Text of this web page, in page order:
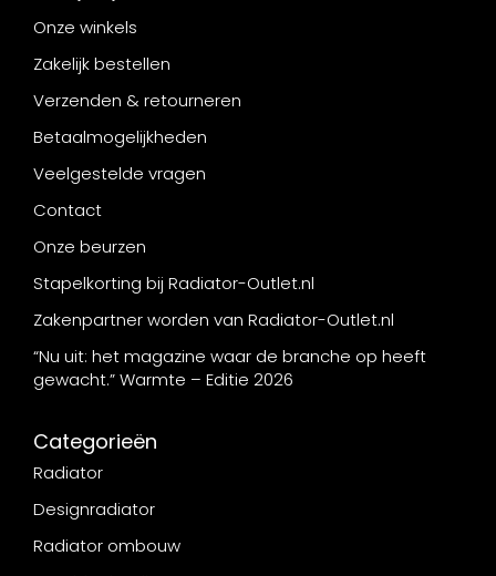
Onze winkels
Zakelijk bestellen
Verzenden & retourneren
Betaalmogelijkheden
Veelgestelde vragen
Contact
Onze beurzen
Stapelkorting bij Radiator-Outlet.nl
Zakenpartner worden van Radiator-Outlet.nl
“Nu uit: het magazine waar de branche op heeft
gewacht.” Warmte – Editie 2026
Categorieën
Radiator
Designradiator
Radiator ombouw